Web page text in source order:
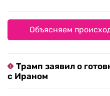
Объясняем
Трамп заявил о
с Ираном